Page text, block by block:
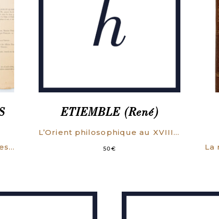
1- Correspondances échangées le 16 mai 1930, entre le comte de Martel, ambassadeur et ministre de la République française en Chine et Chengting T. Wang, ministre chinois des affaires étrangère (…). 2- Convention réglant les rapports entre la France et la Chine relativement à l’Indochine française et aux provinces chinoises limitrophes.
ETIEMBLE (René)
L’Orient philosophique au XVIIIe siècle. Deuxième partie : missionnaires et philosophes. (ENVOI DE L’AUTEUR).
50€